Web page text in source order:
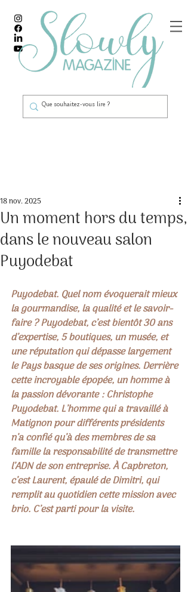
Un moment hors du temps,
dans le nouveau salon
Puyodebat
18 nov. 2025
Puyodebat. Quel nom évoquerait mieux
la gourmandise, la qualité et le savoir-
faire ? Puyodebat, c’est bientôt 30 ans
d’expertise, 5 boutiques, un musée, et
une réputation qui dépasse largement
le Pays basque de ses origines. Derrière
cette incroyable épopée, un homme à
la passion dévorante : Christophe
Puyodebat. L’homme qui a travaillé à
Matignon pour différents présidents
n’a confié qu’à des membres de sa
famille la responsabilité de transmettre
l’ADN de son entreprise. À Capbreton,
c’est Laurent, épaulé de Dimitri, qui
remplit au quotidien cette mission avec
brio. C’est parti pour la visite.